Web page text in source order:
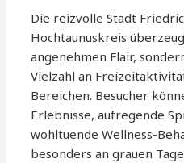
Die reizvolle Stadt
Hochtaunuskreis
angenehmen Flair,
Vielzahl an
Bereichen. Besucher
Erlebnisse, aufregende
wohltuende Wellness-
besonders an grauen